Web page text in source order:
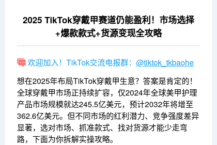
2025 TikTok穿戴甲赛道仍能盈利！市场选择
+爆款款式+货源变现全攻略
欢迎加入！TikTok交流电报群： @tiktok_tkbaohe
想在2025年布局TikTok穿戴甲生意？答案是肯定的！
全球穿戴甲市场正持续扩容，仅2024年全球美甲护理
产品市场规模就达245.5亿美元，预计2032年将增至
362.6亿美元。但不同市场的红利潜力、竞争强度差异
显著，选对市场、抓准款式、找对货源才能少走弯
路，下面为你拆解实操攻略。